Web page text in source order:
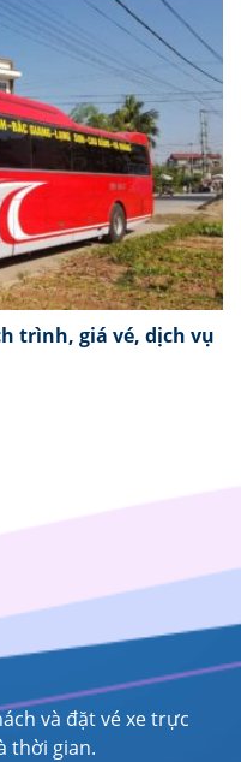
trình, giá vé, dịch vụ
và đặt vé xe trực
thời gian.